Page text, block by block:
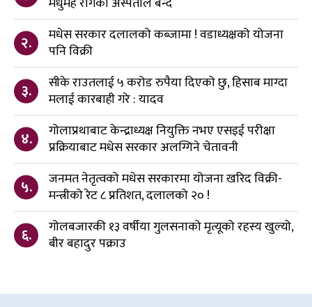
२.
मधेस सरकार दलालको कब्जामा ! वडाध्यक्षको योजना
पनि विक्री
३.
सीके राउतलाई ५ करोड रुपैया दिएको छु, हिसाब माग्दा
मलाई कारबाही गरे : यादव
४.
गोलाप्रथाबाट केन्द्राध्यक्ष नियुक्ति नभए एसइई परीक्षा
प्रक्रियाबाट मधेस सरकार अलग्गिने चेतावनी
५.
जनमत नेतृत्वको मधेस सरकारमा योजना खरिद विक्री-
मन्त्रीको रेट ८ प्रतिशत, दलालको २० !
६.
गोलबजारकी १३ वर्षीया गुलसनाको मृत्यूको रहस्य खुल्यो,
बीर बहादुर पक्राउ